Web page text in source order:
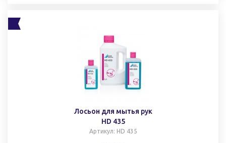
Лосьон для мытья рук
HD 435
Артикул: HD 435